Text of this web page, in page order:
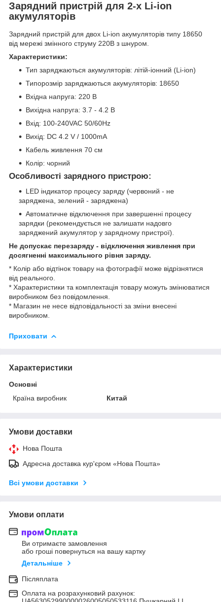
Зарядний пристрій для 2-х Li-ion
акумуляторів
Зарядний пристрій для двох Li-ion акумуляторів типу 18650
від мережі змінного струму 220В з шнуром.
Характеристики:
Тип заряджаються акумуляторів: літій-іонний (Li-ion)
Типорозмір заряджаються акумуляторів: 18650
Вхідна напруга: 220 В
Вихідна напруга: 3.7 - 4.2 В
Вхід: 100-240VAC 50/60Hz
Вихід: DC 4.2 V / 1000mA
Кабель живлення 70 см
Колір: чорний
Особливості зарядного пристрою:
LED індикатор процесу заряду (червоний - не
заряджена, зелений - заряджена)
Автоматичне відключення при завершенні процесу
зарядки (рекомендується не залишати надовго
заряджений акумулятор у зарядному пристрої).
Не допускає перезаряду - відключення живлення при
досягненні максимального рівня заряду.
* Колір або відтінок товару на фотографії може відрізнятися
від реального.
* Характеристики та комплектація товару можуть змінюватися
виробником без повідомлення.
* Магазин не несе відповідальності за зміни внесені
виробником.
Приховати
Характеристики
Основні
Країна виробник
Китай
Умови доставки
Нова Пошта
Адресна доставка кур'єром «Нова Пошта»
Всі умови доставки
Умови оплати
Ви отримаєте замовлення
або гроші повернуться на вашу картку
Детальніше
Післяплата
Оплата на розрахунковий рахунок: